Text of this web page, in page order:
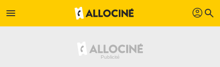
menu profil search